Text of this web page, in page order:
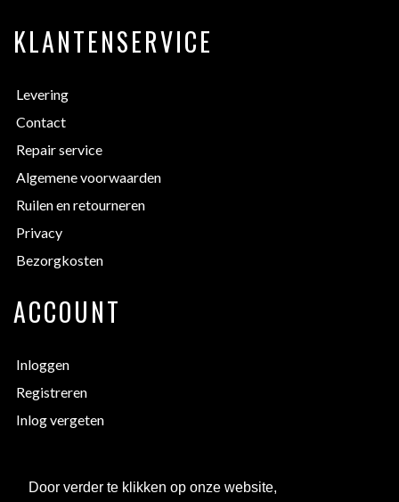
Door verder te klikken op onze website,
KLANTENSERVICE
Levering
Contact
Repair service
Algemene voorwaarden
Ruilen en retourneren
Privacy
Bezorgkosten
ACCOUNT
Inloggen
Registreren
Inlog vergeten